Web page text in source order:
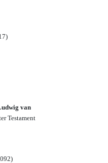
van
Testament